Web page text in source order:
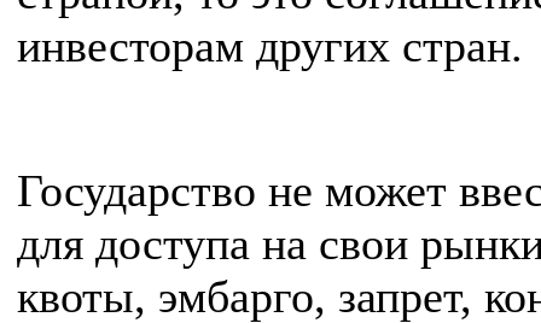
инвесторам других стран.
Государство не может
для доступа на свои
квоты, эмбарго, запрет,